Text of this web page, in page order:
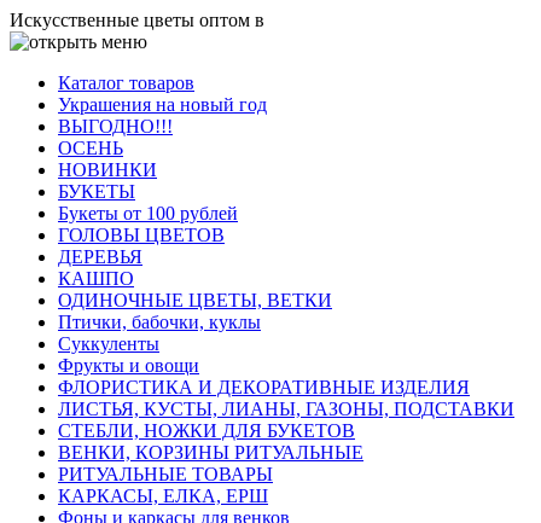
Искусственные цветы оптом в
Каталог товаров
Украшения на новый год
ВЫГОДНО!!!
ОСЕНЬ
НОВИНКИ
БУКЕТЫ
Букеты от 100 рублей
ГОЛОВЫ ЦВЕТОВ
ДЕРЕВЬЯ
КАШПО
ОДИНОЧНЫЕ ЦВЕТЫ, ВЕТКИ
Птички, бабочки, куклы
Суккуленты
Фрукты и овощи
ФЛОРИСТИКА И ДЕКОРАТИВНЫЕ ИЗДЕЛИЯ
ЛИСТЬЯ, КУСТЫ, ЛИАНЫ, ГАЗОНЫ, ПОДСТАВКИ
СТЕБЛИ, НОЖКИ ДЛЯ БУКЕТОВ
ВЕНКИ, КОРЗИНЫ РИТУАЛЬНЫЕ
РИТУАЛЬНЫЕ ТОВАРЫ
КАРКАСЫ, ЕЛКА, ЕРШ
Фоны и каркасы для венков